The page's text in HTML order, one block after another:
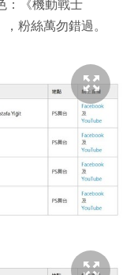
：《機動戰士
粉絲萬勿錯過。